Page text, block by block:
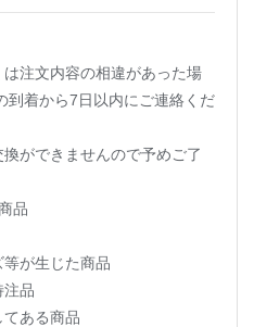
注文内容の相違があった場
到着から7日以内にご連絡くだ
ができませんので予めご了
品
等が生じた商品
注品
てある商品